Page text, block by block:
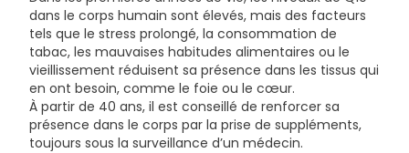
phytoménadione ; polysorbate 80 (E433)
(antimousse) ; cyanocobalamine ; acide
téroylmonoglutamique ; iodure de potassium ;
sélénate de sodium ; molybdate de sodium ; cire de
carnauba (E903) (agent d'enrobage).
dans le corps humain sont élevés, mais des facteurs
tels que le stress prolongé, la consommation de
tabac, les mauvaises habitudes alimentaires ou le
vieillissement réduisent sa présence dans les tissus qui
en ont besoin, comme le foie ou le cœur.
À partir de 40 ans, il est conseillé de renforcer sa
présence dans le corps par la prise de suppléments,
toujours sous la surveillance d’un médecin.